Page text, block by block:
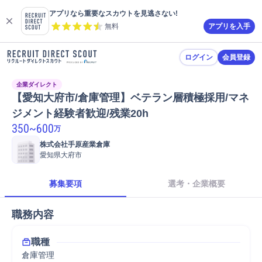
アプリなら重要なスカウトを見逃さない!
無料
アプリを入手
ログイン 会員登録
企業ダイレクト
【愛知大府市/倉庫管理】ベテラン層積極採用/マネ
ジメント経験者歓迎/残業20h
350~600万
株式会社手原産業倉庫
愛知県大府市
募集要項 選考・企業概要
職務内容
職種
倉庫管理